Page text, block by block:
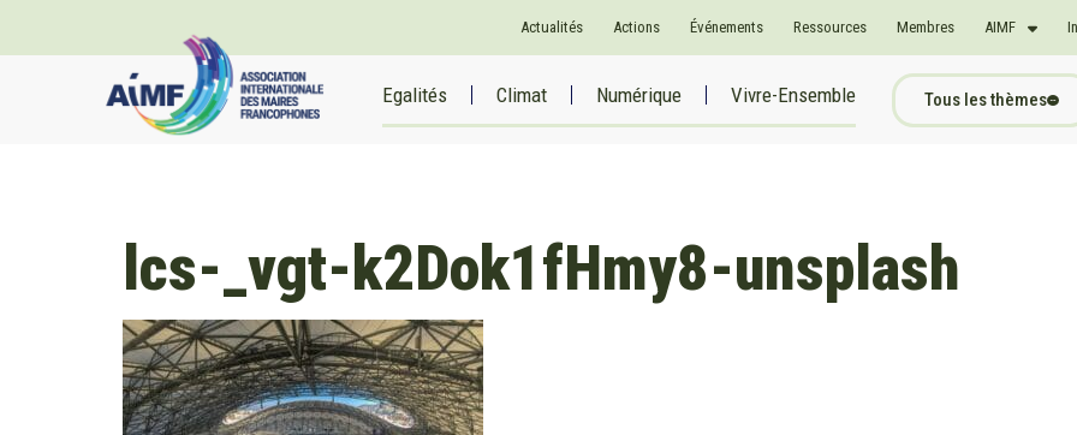
Actualités Actions Événements Ressources Membres AIMF
Egalités Climat Numérique Vivre-Ensemble Tous les thèmes
lcs-_vgt-k2Dok1fHmy8-unsplash